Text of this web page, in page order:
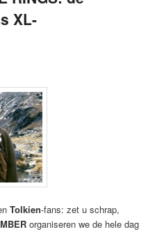
XL-
Tolkien-fans: zet u schrap,
organiseren we de hele dag